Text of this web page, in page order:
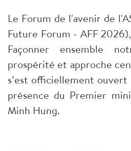
Le Forum de l'avenir de
Future Forum - AFF
Façonner ensemble
prospérité et approche
s’est officiellement
présence du Premier
Minh Hung.